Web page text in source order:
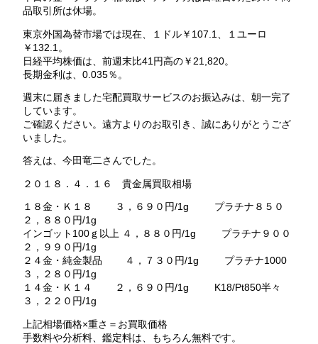
品取引所は休場。
東京外国為替市場では現在、１ドル￥107.1、１ユーロ
￥132.1。
日経平均株価は、前週末比41円高の￥21,820。
長期金利は、0.035％。
週末に届きました宅配買取サービスのお振込みは、朝一完了
しています。
ご確認ください。遠方よりのお取引き、誠にありがとうござ
いました。
答えは、今田竜二さんでした。
２０１８．４．１６ 貴金属買取相場
１８金・Ｋ１８ ３，６９０円/1g プラチナ８５０
２，８８０円/1g
インゴット100ｇ以上 ４，８８０円/1g プラチナ９００
２，９９０円/1g
２４金・純金製品 ４，７３０円/1g プラチナ1000
３，２８０円/1g
１４金・Ｋ１４ ２，６９０円/1g K18/Pt850半々
３，２２０円/1g
上記相場価格×重さ＝お買取価格
手数料や分析料、鑑定料は、もちろん無料です。